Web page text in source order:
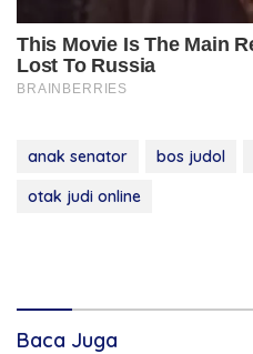
anak senator bos judol
otak judi online
Baca Juga